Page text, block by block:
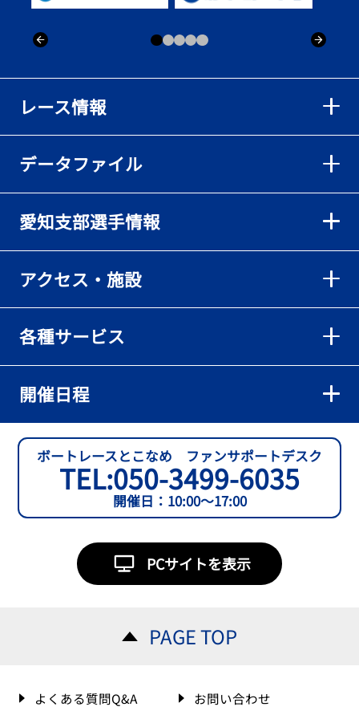
レース情報
データファイル
愛知支部選手情報
アクセス・施設
各種サービス
開催日程
ボートレースとこなめ ファンサポートデスク
TEL:050-3499-6035
開催日：10:00～17:00
PCサイトを表示
PAGE TOP
よくある質問Q&A お問い合わせ